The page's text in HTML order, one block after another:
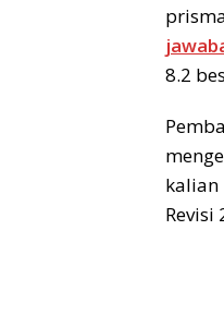
8.2
Revisi